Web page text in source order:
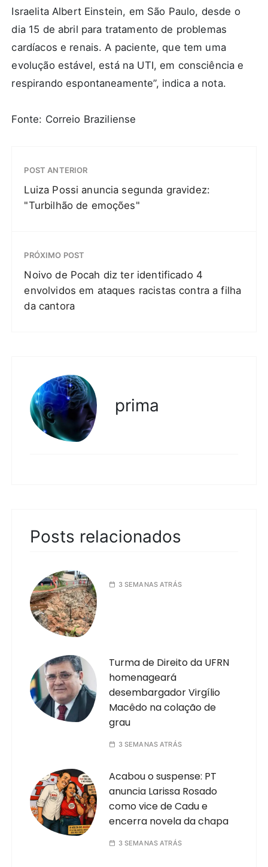
Israelita Albert Einstein, em São Paulo, desde o
dia 15 de abril para tratamento de problemas
cardíacos e renais. A paciente, que tem uma
evolução estável, está na UTI, em consciência e
respirando espontaneamente”, indica a nota.
Fonte: Correio Braziliense
POST ANTERIOR
Luiza Possi anuncia segunda gravidez:
"Turbilhão de emoções"
PRÓXIMO POST
Noivo de Pocah diz ter identificado 4
envolvidos em ataques racistas contra a filha
da cantora
prima
Posts relacionados
3 SEMANAS ATRÁS
Turma de Direito da UFRN
homenageará
desembargador Virgílio
Macêdo na colação de
grau
3 SEMANAS ATRÁS
Acabou o suspense: PT
anuncia Larissa Rosado
como vice de Cadu e
encerra novela da chapa
3 SEMANAS ATRÁS